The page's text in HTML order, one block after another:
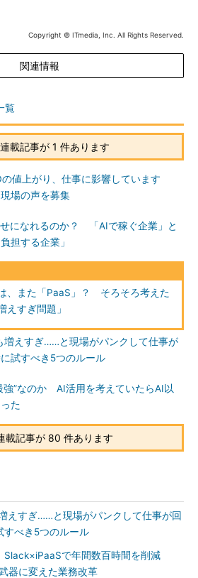
Copyright © ITmedia, Inc. All Rights Reserved.
関連情報
覧
載記事が 1 件あります
の値上がり、仕事に影響しています
場の声を募集
になれるのか？ 「AIで稼ぐ企業」と
担する企業」
、また「PaaS」？ そろそろ考えた
えすぎ問題」
増えすぎ……と現場がパンクして仕事が
試すべき5つのルール
強”なのか AI活用を考えていたらAI以
た
載記事が 80 件あります
えすぎ……と現場がパンクして仕事が回
すべき5つのルール
Slack×iPaaSで年間数百時間を削減
器に変えた業務改革